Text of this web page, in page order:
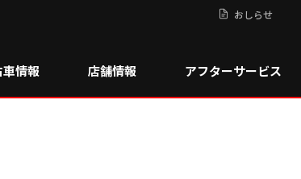
おしらせ
車情報 店舗情報 アフターサービス